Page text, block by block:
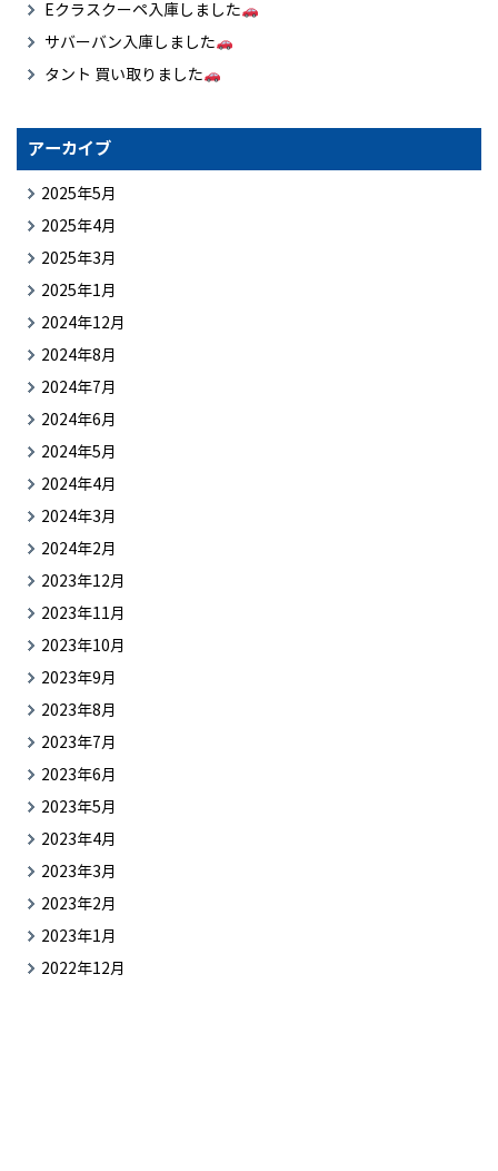
Eクラスクーペ入庫しました
サバーバン入庫しました
タント 買い取りました
アーカイブ
2025年5月
2025年4月
2025年3月
2025年1月
2024年12月
2024年8月
2024年7月
2024年6月
2024年5月
2024年4月
2024年3月
2024年2月
2023年12月
2023年11月
2023年10月
2023年9月
2023年8月
2023年7月
2023年6月
2023年5月
2023年4月
2023年3月
2023年2月
2023年1月
2022年12月